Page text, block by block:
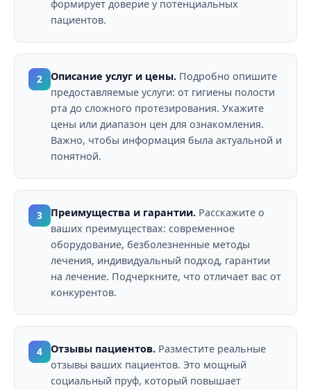
формирует доверие у потенциальных
пациентов.
2 Описание услуг и цены. Подробно опишите
предоставляемые услуги: от гигиены полости
рта до сложного протезирования. Укажите
цены или диапазон цен для ознакомления.
Важно, чтобы информация была актуальной и
понятной.
3 Преимущества и гарантии. Расскажите о
ваших преимуществах: современное
оборудование, безболезненные методы
лечения, индивидуальный подход, гарантии
на лечение. Подчеркните, что отличает вас от
конкурентов.
4 Отзывы пациентов. Разместите реальные
отзывы ваших пациентов. Это мощный
социальный пруф, который повышает